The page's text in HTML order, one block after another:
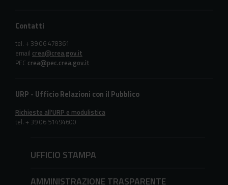
Contatti
tel. + 39 06 478361
email crea@crea.gov.it
PEC crea@pec.crea.gov.it
URP - Ufficio Relazioni con il Pubblico
Richieste all'URP e modulistica
tel. + 39 06 51494600
UFFICIO STAMPA
AMMINISTRAZIONE TRASPARENTE